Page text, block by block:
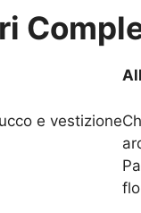
e vestizione